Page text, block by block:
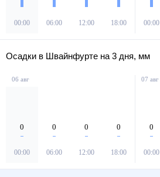
00:00 06:00 12:00 18:00 00:00
Осадки в Швайнфурте на 3 дня, мм
06 авг
0
00:00
0
06:00
0
12:00
0
18:00
07 авг
0
00:00